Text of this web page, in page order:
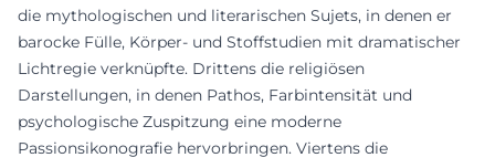
die mythologischen und literarischen Sujets, in denen er
barocke Fülle, Körper- und Stoffstudien mit dramatischer
Lichtregie verknüpfte. Drittens die religiösen
Darstellungen, in denen Pathos, Farbintensität und
psychologische Zuspitzung eine moderne
Passionsikonografie hervorbringen. Viertens die